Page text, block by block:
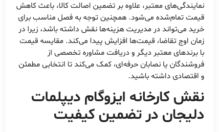
نمایندگی‌های معتبر، علاوه بر تضمین اصالت کالا، باعث کاهش
قیمت تمام‌شده می‌شود. همچنین توجه به فصل مناسب برای
خرید می‌تواند در مدیریت هزینه‌ها نقش داشته باشد، زیرا در
زمان اوج تقاضا، قیمت‌ها افزایش پیدا می‌کند. مقایسه قیمت
با برندهای معتبر دیگر و دریافت مشاوره تخصصی از
فروشندگان یا نصابان حرفه‌ای، کمک می‌کند تا انتخابی مطمئن
و اقتصادی داشته باشید.
نقش کارخانه ایزوگام دیپلمات
دلیجان در تضمین کیفیت